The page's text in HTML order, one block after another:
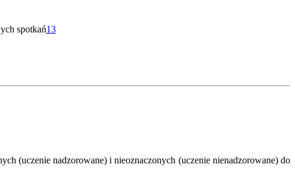
spotkań13
(uczenie nadzorowane) i nieoznaczonych (uczenie nienadzorowane) do